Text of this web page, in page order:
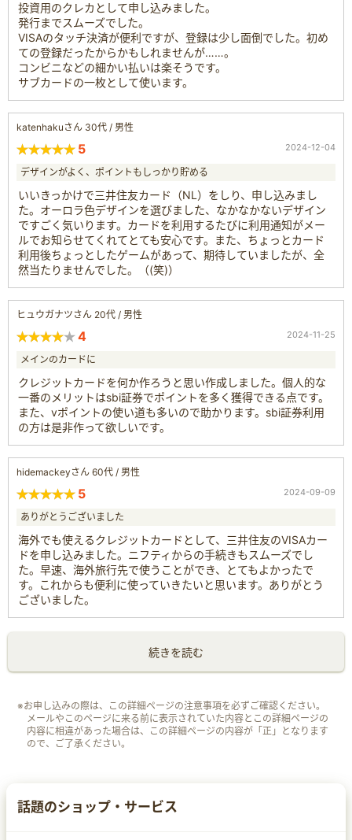
投資用のクレカとして申し込みました。
発行までスムーズでした。
VISAのタッチ決済が便利ですが、登録は少し面倒でした。初め
ての登録だったからかもしれませんが……。
コンビニなどの細かい払いは楽そうです。
サブカードの一枚として使います。
katenhakuさん 30代 / 男性
5 2024-12-04
デザインがよく、ポイントもしっかり貯める
いいきっかけで三井住友カード（NL）をしり、申し込みまし
た。オーロラ色デザインを選びました、なかなかないデザイン
ですごく気いります。カードを利用するたびに利用通知がメー
ルでお知らせてくれてとても安心です。また、ちょっとカード
利用後ちょっとしたゲームがあって、期待していましたが、全
然当たりませんでした。（(笑)）
ヒュウガナツさん 20代 / 男性
4 2024-11-25
メインのカードに
クレジットカードを何か作ろうと思い作成しました。個人的な
一番のメリットはsbi証券でポイントを多く獲得できる点です。
また、vポイントの使い道も多いので助かります。sbi証券利用
の方は是非作って欲しいです。
hidemackeyさん 60代 / 男性
5 2024-09-09
ありがとうございました
海外でも使えるクレジットカードとして、三井住友のVISAカー
ドを申し込みました。ニフティからの手続きもスムーズでし
た。早速、海外旅行先で使うことができ、とてもよかったで
す。これからも便利に使っていきたいと思います。ありがとう
ございました。
続きを読む
※お申し込みの際は、この詳細ページの注意事項を必ずご確認ください。
メールやこのページに来る前に表示されていた内容とこの詳細ページの
内容に相違があった場合は、この詳細ページの内容が「正」となります
ので、ご了承ください。
話題のショップ・サービス